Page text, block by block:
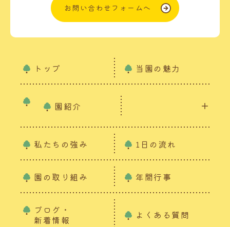
お問い合わせフォームへ
トップ 当園の魅力
園紹介
私たちの強み 1日の流れ
園の取り組み 年間行事
ブログ・
新着情報
よくある質問